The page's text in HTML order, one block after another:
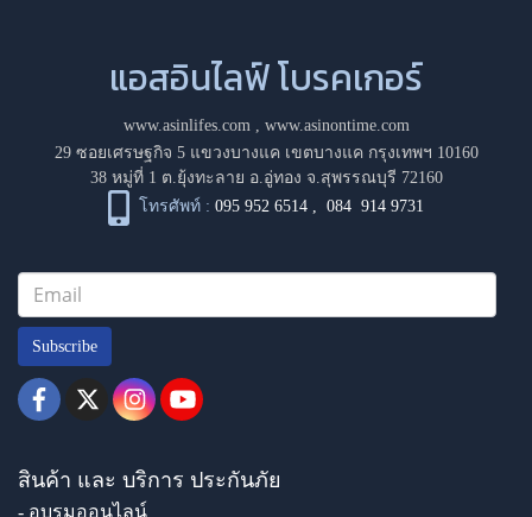
แอสอินไลฟ์ โบรคเกอร์
www.asinlifes.com, www.asinontime.com
29 ซอยเศรษฐกิจ 5 แขวงบางแค เขตบางแค กรุงเทพฯ 10160
38 หมู่ที่ 1 ต.ยุ้งทะลาย อ.อู่ทอง จ.สุพรรณบุรี 72160
โทรศัพท์ : 095 952 6514 ,084 914 9731
Subscribe
สินค้า และ บริการ ประกันภัย
- อบรมออนไลน์